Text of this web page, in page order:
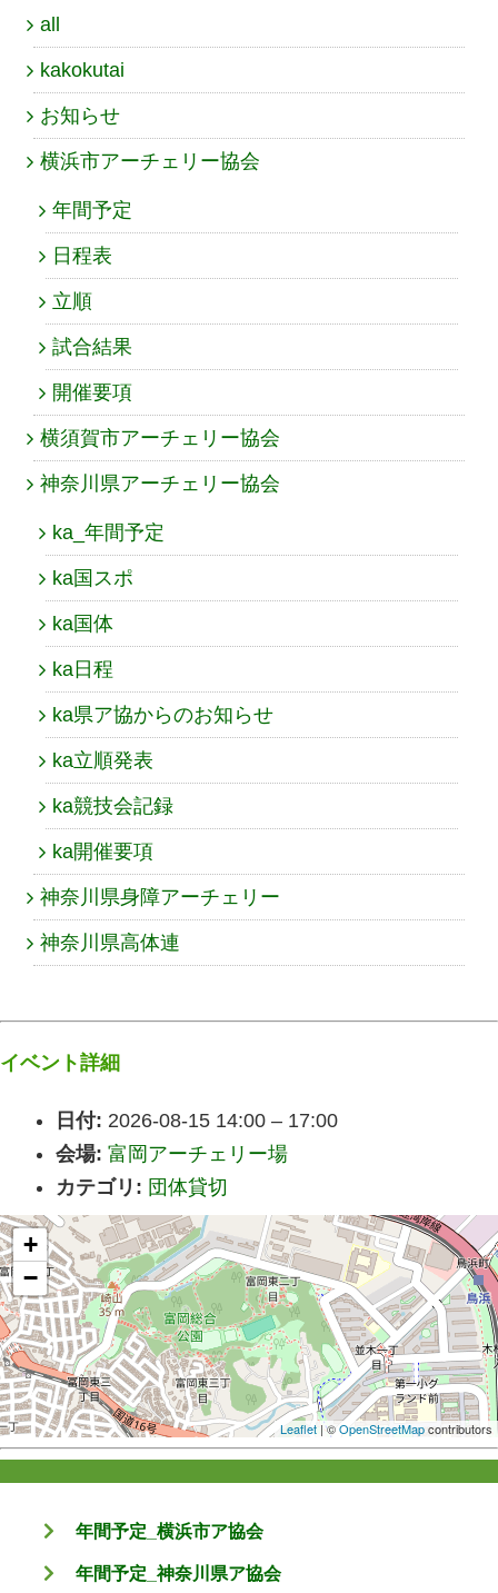
all
kakokutai
お知らせ
横浜市アーチェリー協会
年間予定
日程表
立順
試合結果
開催要項
横須賀市アーチェリー協会
神奈川県アーチェリー協会
ka_年間予定
ka国スポ
ka国体
ka日程
ka県ア協からのお知らせ
ka立順発表
ka競技会記録
ka開催要項
神奈川県身障アーチェリー
神奈川県高体連
イベント詳細
日付: 2026-08-15 14:00 – 17:00
会場: 富岡アーチェリー場
カテゴリ: 団体貸切
+
−
Leaflet | ©OpenStreetMapcontributors
年間予定_横浜市ア協会
年間予定_神奈川県ア協会